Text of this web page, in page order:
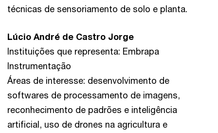
técnicas de sensoriamento de solo e planta.
Lúcio André de Castro Jorge
Instituições que representa: Embrapa
Instrumentação
Áreas de interesse: desenvolvimento de
softwares de processamento de imagens,
reconhecimento de padrões e inteligência
artificial, uso de drones na agricultura e